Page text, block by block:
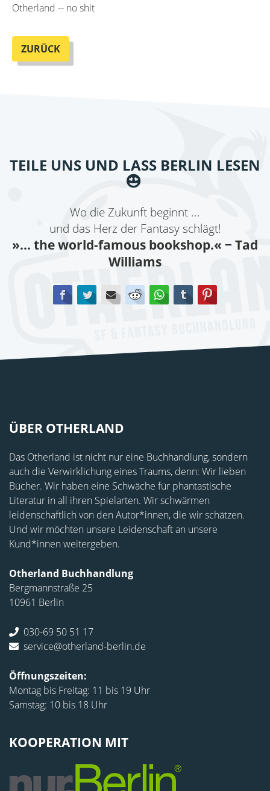
Otherland -- no shit
ZURÜCK
TEILE UNS UND LASS BERLIN LESEN
Wo die Zukunft beginnt ...
und das Herz der Fantasy schlägt!
»... the world-famous bookshop.« − Tad
Williams
FacebookTwitterE-mail Reddit WhatsApp
tumblr
ÜBER OTHERLAND
Das Otherland ist nicht nur eine Buchhandlung, sondern
auch die Verwirklichung eines Traums, denn: Wir lieben
Bücher. Wir haben eine Schwäche für phantastische
Literatur in all ihren Spielarten. Wir schwärmen
leidenschaftlich von den Autor*innen, die wir schätzen.
Und wir möchten unsere Leidenschaft an unsere
Kund*innen weitergeben.
Otherland Buchhandlung
Bergmannstraße 25
10961 Berlin
030-69 50 51 17
service@otherland-berlin.de
Öffnungszeiten:
Montag bis Freitag: 11 bis 19 Uhr
Samstag: 10 bis 18 Uhr
KOOPERATION MIT